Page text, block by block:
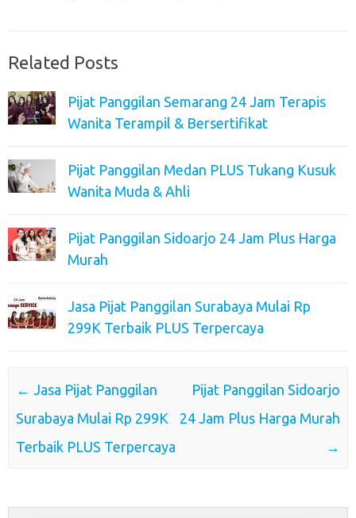
Related Posts
Pijat Panggilan Semarang 24 Jam Terapis
Wanita Terampil & Bersertifikat
Pijat Panggilan Medan PLUS Tukang Kusuk
Wanita Muda & Ahli
Pijat Panggilan Sidoarjo 24 Jam Plus Harga
Murah
Jasa Pijat Panggilan Surabaya Mulai Rp
299K Terbaik PLUS Terpercaya
Post navigation
← Jasa Pijat Panggilan
Surabaya Mulai Rp 299K
Terbaik PLUS Terpercaya
Pijat Panggilan Sidoarjo
24 Jam Plus Harga Murah
→